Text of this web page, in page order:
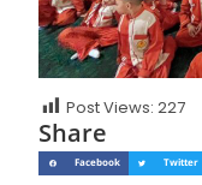
Post Views: 227
Share
Facebook Twitter